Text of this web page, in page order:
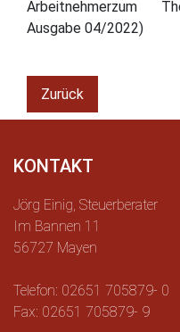
Arbeitnehmerzum
Ausgabe 04/2022)
Zurück
KONTAKT
Jörg Einig, Steuerberater
Im Bannen 11
56727 Mayen
Telefon: 02651 705879- 0
Fax: 02651 705879- 9